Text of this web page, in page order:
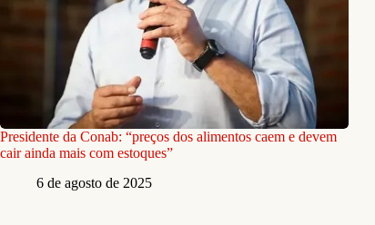
Presidente da Conab: “preços dos alimentos caem e devem
cair ainda mais com estoques”
6 de agosto de 2025